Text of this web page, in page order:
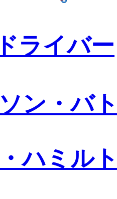
ライバー
ン・バ
ハミル